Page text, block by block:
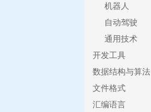
机器人
自动驾驶
通用技术
开发工具
数据结构与算法
文件格式
汇编语言